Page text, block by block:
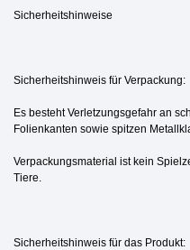
Sicherheitshinweise
Sicherheitshinweis für Verpackung:
Es besteht Verletzungsgefahr an
Folienkanten sowie spitzen
Verpackungsmaterial ist kein
Tiere.
Sicherheitshinweis für das Produkt: